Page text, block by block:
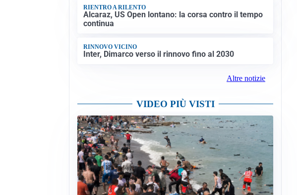
RIENTRO A RILENTO
Alcaraz, US Open lontano: la corsa contro il tempo
continua
RINNOVO VICINO
Inter, Dimarco verso il rinnovo fino al 2030
Altre notizie
VIDEO PIÙ VISTI